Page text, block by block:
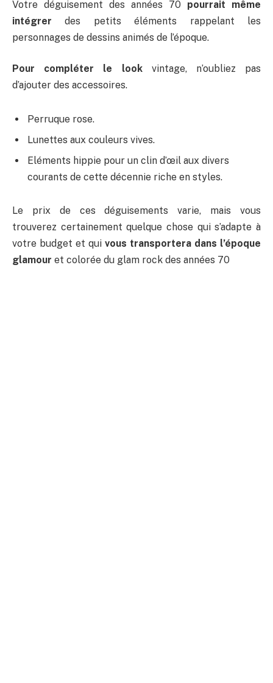
Votre déguisement des années 70 pourrait même
intégrerdes petits éléments rappelant les
personnages de dessins animés de l’époque.
Pour compléter le lookvintage, n’oubliez pas
d’ajouter des accessoires.
Perruque rose.
Lunettes aux couleurs vives.
Eléments hippie pour un clin d’œil aux divers
courants de cette décennie riche en styles.
Le prix de ces déguisements varie, mais vous
trouverez certainement quelque chose qui s’adapte à
votre budget et qui vous transportera dans l’époque
glamour et colorée du glam rock des années 70